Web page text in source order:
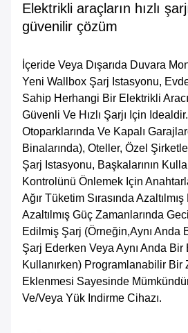
Elektrikli araçların hızlı
güvenilir çözüm
İçeride Veya Dışarıda Duvara
Yeni Wallbox Şarj Istasyonu,
Sahip Herhangi Bir Elektrikli
Güvenli Ve Hızlı Şarjı Için
Otoparklarında Ve Kapalı
Binalarında), Oteller, Özel
Şarj Istasyonu, Başkalarının
Kontrolünü Önlemek Için
Ağır Tüketim Sırasında
Azaltılmış Güç Zamanlarında
Edilmiş Şarj (örneğin,Aynı Anda
Şarj Ederken Veya Aynı Anda
Kullanırken) Programlanabilir Bir
Eklenmesi Sayesinde
Ve/veya Yük Indirme Cihazı.